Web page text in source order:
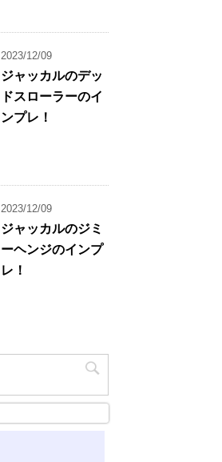
2023/12/09
ジャッカルのデッ
ドスローラーのイ
ンプレ！
2023/12/09
ジャッカルのジミ
ーヘンジのインプ
レ！